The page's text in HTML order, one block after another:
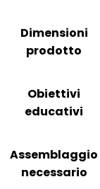
Dimensioni
prodotto
Obiettivi
educativi
Assemblaggio
necessario